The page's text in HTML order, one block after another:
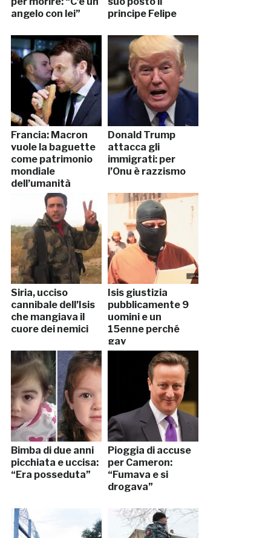
angelo con lei”
principe Felipe
Francia: Macron
vuole la baguette
come patrimonio
mondiale
dell’umanità
Donald Trump
attacca gli
immigrati: per
l’Onu è razzismo
Siria, ucciso
cannibale dell’Isis
che mangiava il
cuore dei nemici
Isis giustizia
pubblicamente 9
uomini e un
15enne perché
gay
Bimba di due anni
picchiata e uccisa:
“Era posseduta”
Pioggia di accuse
per Cameron:
“Fumava e si
drogava”